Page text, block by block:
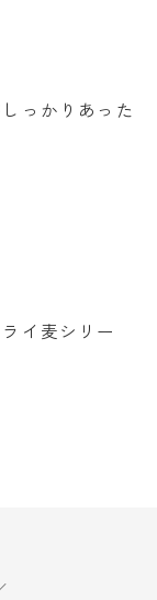
っかりあった
イ麦シリー